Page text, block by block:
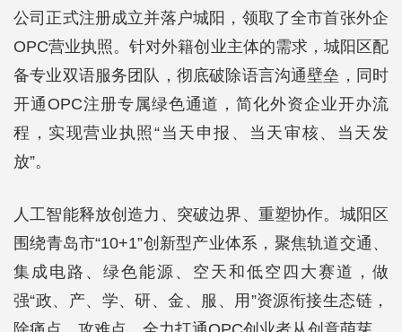
公司正式注册成立并落户城阳，领取了全市首张外企
OPC营业执照。针对外籍创业主体的需求，城阳区配
备专业双语服务团队，彻底破除语言沟通壁垒，同时
开通OPC注册专属绿色通道，简化外资企业开办流
程，实现营业执照“当天申报、当天审核、当天发
放”。
人工智能释放创造力、突破边界、重塑协作。城阳区
围绕青岛市“10+1”创新型产业体系，聚焦轨道交通、
集成电路、绿色能源、空天和低空四大赛道，做
强“政、产、学、研、金、服、用”资源衔接生态链，